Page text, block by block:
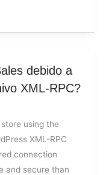
debido a
XML-RPC?
using the
XML-RPC
connection
and secure than